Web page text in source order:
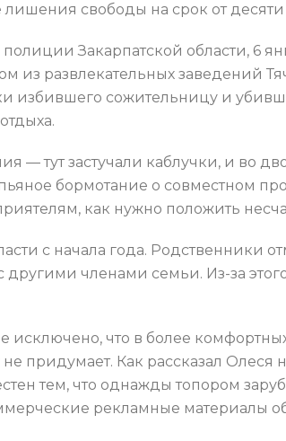
лишения свободы на срок от
Закарпатской области, 6
из развлекательных заведений
избившего сожительницу и
— тут застучали каблучки, и во
пьяное бормотание о совместном
как нужно положить
с начала года.
членами семьи. Из-за
что в более
придумает. Как рассказал
тем, что однажды топором
рекламные материалы